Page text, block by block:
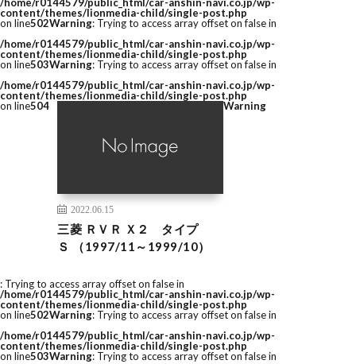
content/themes/lionmedia-child/single-post.php
on line502Warning: Trying to access array offset on false in
/home/r0144579/public_html/car-anshin-navi.co.jp/wp-
content/themes/lionmedia-child/single-post.php
on line503Warning: Trying to access array offset on false in
/home/r0144579/public_html/car-anshin-navi.co.jp/wp-
content/themes/lionmedia-child/single-post.php
on line504
2022.06.15
三菱 ＲＶＲ Ｘ２ タイプ
Ｓ （1997/11～1999/10）
Warning
: Trying to access array offset on false in
/home/r0144579/public_html/car-anshin-navi.co.jp/wp-
content/themes/lionmedia-child/single-post.php
on line502Warning: Trying to access array offset on false in
/home/r0144579/public_html/car-anshin-navi.co.jp/wp-
content/themes/lionmedia-child/single-post.php
on line503Warning: Trying to access array offset on false in